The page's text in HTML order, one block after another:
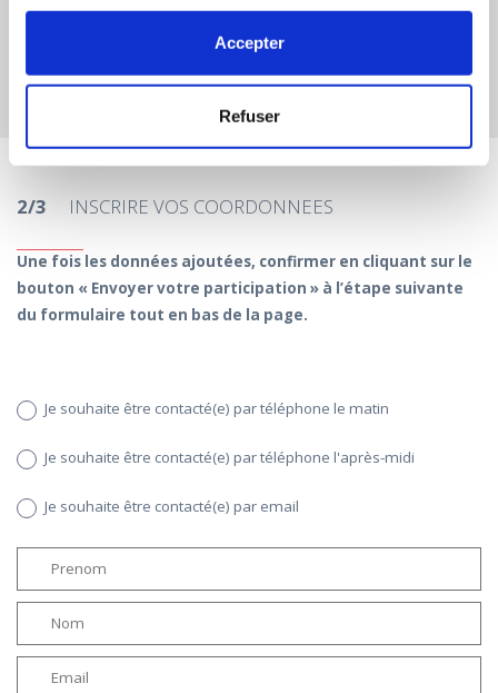
Accepter
Refuser
2/3 INSCRIRE VOS COORDONNEES
Une fois les données ajoutées, confirmer en cliquant sur le
bouton « Envoyer votre participation » à l’étape suivante
du formulaire tout en bas de la page.
Je souhaite être contacté(e) par téléphone le matin
Je souhaite être contacté(e) par téléphone l'après-midi
Je souhaite être contacté(e) par email